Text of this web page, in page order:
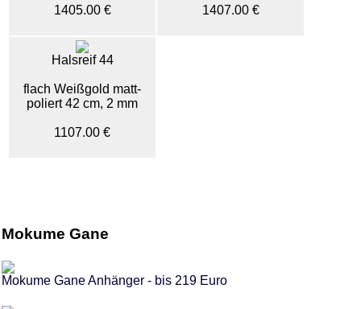
1405.00 € 1407.00 €
Halsreif 44
flach Weißgold matt-
poliert 42 cm, 2 mm
1107.00 €
Mokume Gane
Mokume Gane Anhänger - bis 219 Euro